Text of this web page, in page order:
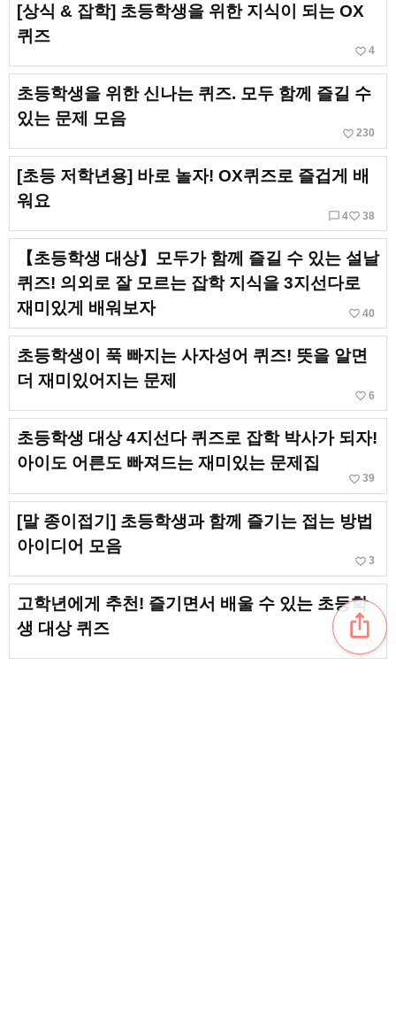
[상식 & 잡학] 초등학생을 위한 지식이 되는 OX
퀴즈
favorite_border 4
초등학생을 위한 신나는 퀴즈. 모두 함께 즐길 수
있는 문제 모음
favorite_border 230
[초등 저학년용] 바로 놀자! OX퀴즈로 즐겁게 배
워요
chat_bubble_outline 4favorite_border 38
【초등학생 대상】모두가 함께 즐길 수 있는 설날
퀴즈! 의외로 잘 모르는 잡학 지식을 3지선다로
재미있게 배워보자
favorite_border 40
초등학생이 푹 빠지는 사자성어 퀴즈! 뜻을 알면
더 재미있어지는 문제
favorite_border 6
초등학생 대상 4지선다 퀴즈로 잡학 박사가 되자!
아이도 어른도 빠져드는 재미있는 문제집
favorite_border 39
[말 종이접기] 초등학생과 함께 즐기는 접는 방법
아이디어 모음
favorite_border 3
고학년에게 추천! 즐기면서 배울 수 있는 초등학
생 대상 퀴즈
ios_share